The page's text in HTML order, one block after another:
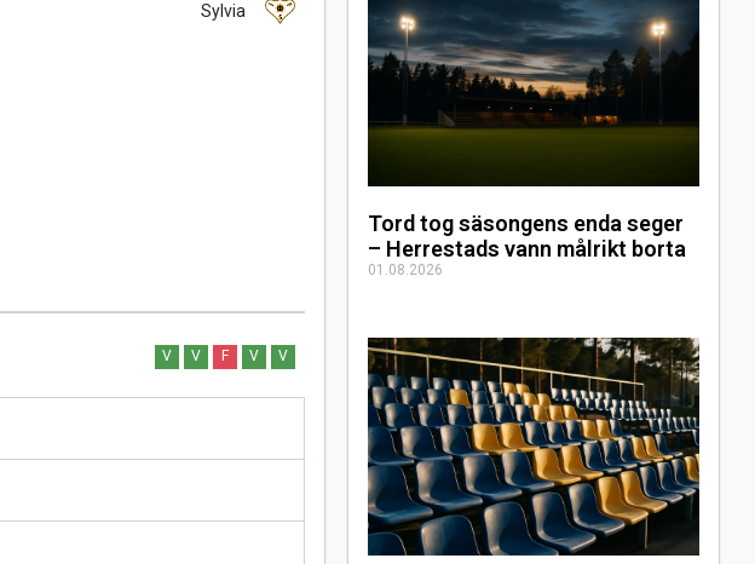
Tord tog säsongens enda seger
– Herrestads vann målrikt borta
01.08.2026
Sylvia
V V F V V